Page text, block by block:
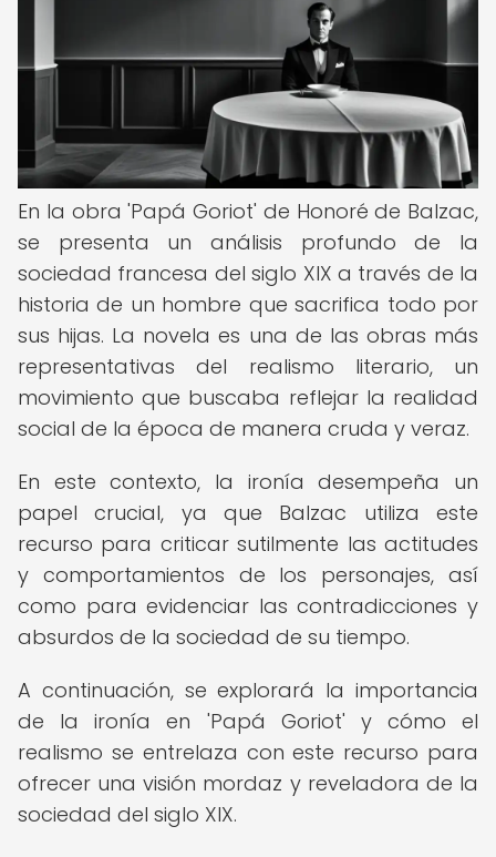
En la obra 'Papá Goriot' de Honoré de Balzac,
se presenta un análisis profundo de la
sociedad francesa del siglo XIX a través de la
historia de un hombre que sacrifica todo por
sus hijas. La novela es una de las obras más
representativas del realismo literario, un
movimiento que buscaba reflejar la realidad
social de la época de manera cruda y veraz.
En este contexto, la ironía desempeña un
papel crucial, ya que Balzac utiliza este
recurso para criticar sutilmente las actitudes
y comportamientos de los personajes, así
como para evidenciar las contradicciones y
absurdos de la sociedad de su tiempo.
A continuación, se explorará la importancia
de la ironía en 'Papá Goriot' y cómo el
realismo se entrelaza con este recurso para
ofrecer una visión mordaz y reveladora de la
sociedad del siglo XIX.